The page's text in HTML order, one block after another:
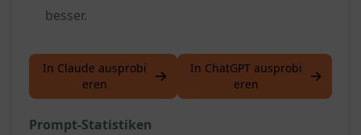
besser.
In Claude ausprobi
eren
In ChatGPT ausprobi
eren
Prompt-Statistiken